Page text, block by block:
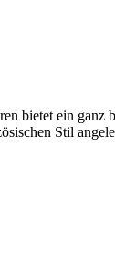
bietet ein ganz
Stil